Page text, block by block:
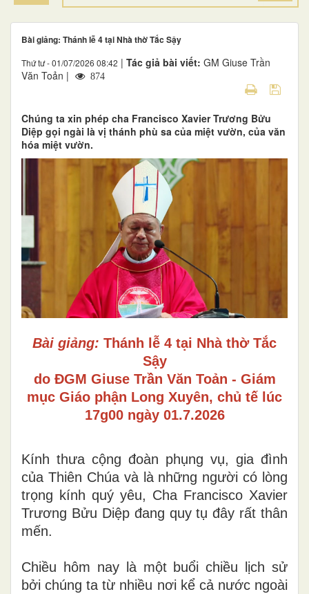
Bài giảng: Thánh lễ 4 tại Nhà thờ Tắc Sậy
Thứ tư - 01/07/2026 08:42 | Tác giả bài viết: GM Giuse Trần
Văn Toản |
874
Chúng ta xin phép cha Francisco Xavier Trương Bửu
Diệp gọi ngài là vị thánh phù sa của miệt vườn, của văn
hóa miệt vườn.
Bài giảng: Thánh lễ 4 tại Nhà thờ Tắc
Sậy
do ĐGM Giuse Trần Văn Toản - Giám
mục Giáo phận Long Xuyên, chủ tế lúc
17g00 ngày 01.7.2026
Kính thưa cộng đoàn phụng vụ, gia đình
của Thiên Chúa và là những người có lòng
trọng kính quý yêu, Cha Francisco Xavier
Trương Bửu Diệp đang quy tụ đây rất thân
mến.
Chiều hôm nay là một buổi chiều lịch sử
bởi chúng ta từ nhiều nơi kể cả nước ngoài